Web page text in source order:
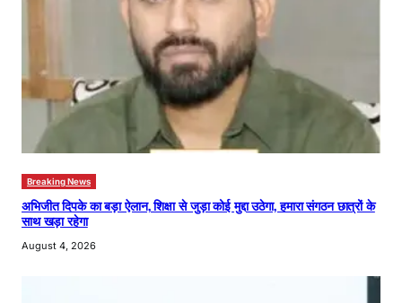
Breaking News
अभिजीत दिपके का बड़ा ऐलान, शिक्षा से जुड़ा कोई मुद्दा उठेगा, हमारा संगठन छात्रों के
साथ खड़ा रहेगा
August 4, 2026